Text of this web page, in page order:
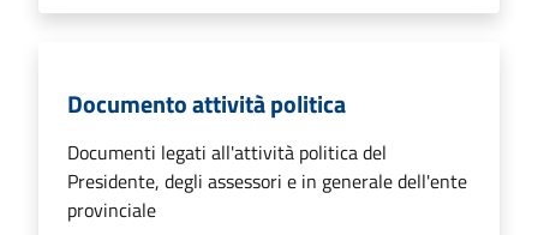
Documento attività politica
Documenti legati all'attività politica del
Presidente, degli assessori e in generale dell'ente
provinciale